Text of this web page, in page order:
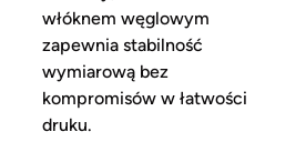
włóknem węglowym
zapewnia stabilność
wymiarową bez
kompromisów w łatwości
druku.